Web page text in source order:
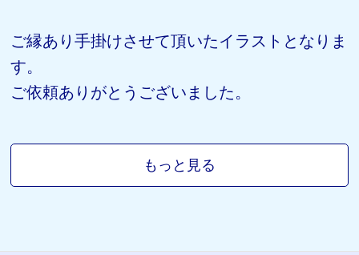
ご縁あり手掛けさせて頂いたイラストとなりま
す。
ご依頼ありがとうございました。
もっと見る